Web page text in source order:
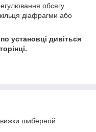
обсягу
діафрагми або
установці дивіться
шиберной